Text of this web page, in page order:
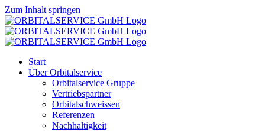
Zum Inhalt springen
Start
Über Orbitalservice
Orbitalservice Gruppe
Vertriebspartner
Orbital­schweissen
Referenzen
Nachhaltigkeit